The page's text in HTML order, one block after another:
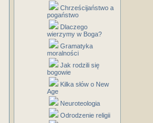
Chrześcijaństwo a
pogaństwo
Dlaczego
wierzymy w Boga?
Gramatyka
moralności
Jak rodzili się
bogowie
Kilka słów o New
Age
Neuroteologia
Odrodzenie religii